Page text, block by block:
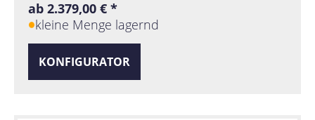
ab 2.379,00 € *
kleine Menge lagernd
KONFIGURATOR